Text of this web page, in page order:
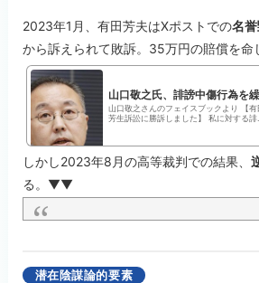
2023年1月、有田芳夫はXポストでの名
から訴えられて敗訴。35万円の賠償を
山口敬之さんのフェイスブックより 【有
芳生訴訟に勝訴しました】 私に対する誹
名誉毀損訴訟について東京地裁は、1/23
判
しかし2023年8月の高等裁判での結果、
る。▼▼
潜在陰謀論的要素